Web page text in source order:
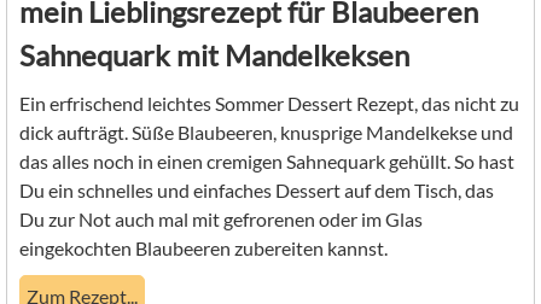
mein Lieblingsrezept für Blaubeeren
Sahnequark mit Mandelkeksen
Ein erfrischend leichtes Sommer Dessert Rezept, das nicht zu
dick aufträgt. Süße Blaubeeren, knusprige Mandelkekse und
das alles noch in einen cremigen Sahnequark gehüllt. So hast
Du ein schnelles und einfaches Dessert auf dem Tisch, das
Du zur Not auch mal mit gefrorenen oder im Glas
eingekochten Blaubeeren zubereiten kannst.
Zum Rezept...